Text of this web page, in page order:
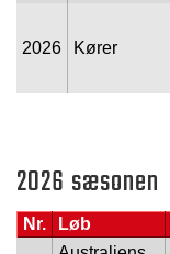
2026 Kører
2026 sæsonen
Nr. Løb